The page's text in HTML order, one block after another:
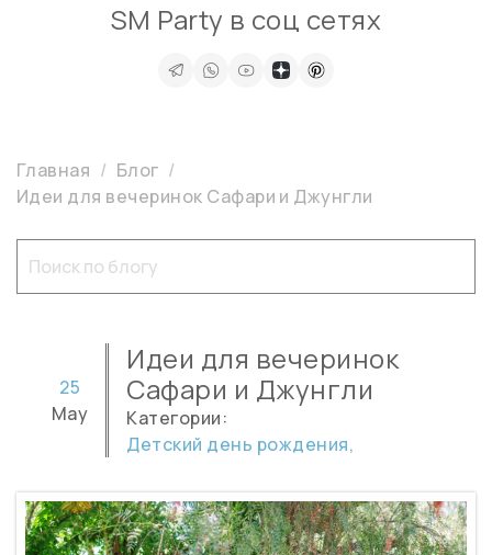
Главная
Блог
Идеи для вечеринок Сафари и Джунгли
Идеи для вечеринок
Сафари и Джунгли
25
May
Категории:
Детский день рождения,
SM Party в соц сетях